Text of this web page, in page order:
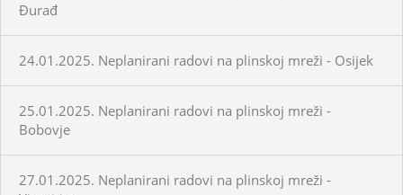
Đurađ
24.01.2025. Neplanirani radovi na plinskoj mreži - Osijek
25.01.2025. Neplanirani radovi na plinskoj mreži -
Bobovje
27.01.2025. Neplanirani radovi na plinskoj mreži -